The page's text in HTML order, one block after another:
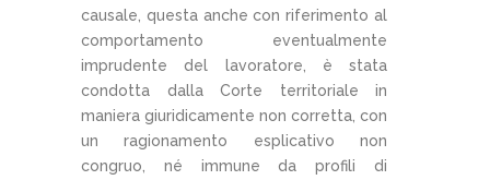
causale, questa anche con riferimento al
comportamento eventualmente
imprudente del lavoratore, è stata
condotta dalla Corte territoriale in
maniera giuridicamente non corretta, con
un ragionamento esplicativo non
congruo, né immune da profili di